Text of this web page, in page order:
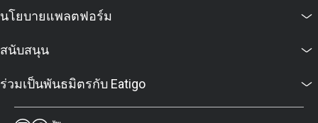
นโยบายแพลตฟอร์ม
สนับสนุน
ร่วมเป็นพันธมิตรกับ Eatigo